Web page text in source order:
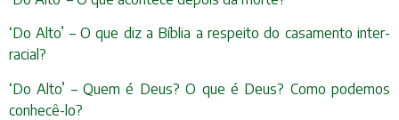
‘Do Alto’ – O que diz a Bíblia a respeito do casamento inter-
racial?
‘Do Alto’ – Quem é Deus? O que é Deus? Como podemos
conhecê-lo?